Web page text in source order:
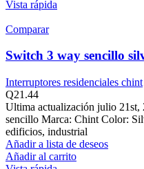
Vista rápida
Comparar
Switch 3 way sencillo
Interruptores residenciales chint
Q21.44
Ultima actualización julio
sencillo Marca: Chint Color:
edificios, industrial
Añadir a lista de deseos
Añadir al carrito